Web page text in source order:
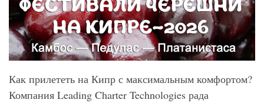
Как прилететь на Кипр с максимальным комфортом?
Компания Leading Charter Technologies рада